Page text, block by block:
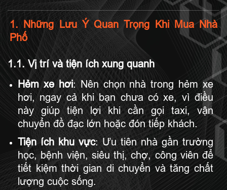
1. Những Lưu Ý Quan Trọng Khi Mua Nhà
Phố
1.1. Vị trí và tiện ích xung quanh
Hẻm xe hơi: Nên chọn nhà trong hẻm xe
hơi, ngay cả khi bạn chưa có xe, vì điều
này giúp tiện lợi khi cần gọi taxi, vận
chuyển đồ đạc lớn hoặc đón tiếp khách.
Tiện ích khu vực: Ưu tiên nhà gần trường
học, bệnh viện, siêu thị, chợ, công viên để
tiết kiệm thời gian di chuyển và tăng chất
lượng cuộc sống.